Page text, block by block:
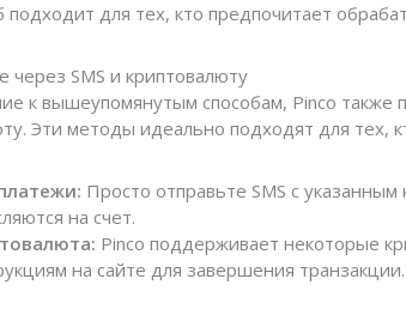
подходит для тех, кто предпочитает
через SMS и криптовалюту
к вышеупомянутым способам, Pinco также
Эти методы идеально подходят для тех,
Просто отправьте SMS с
на счет.
Pinco поддерживает некоторые
на сайте для завершения транзакции.